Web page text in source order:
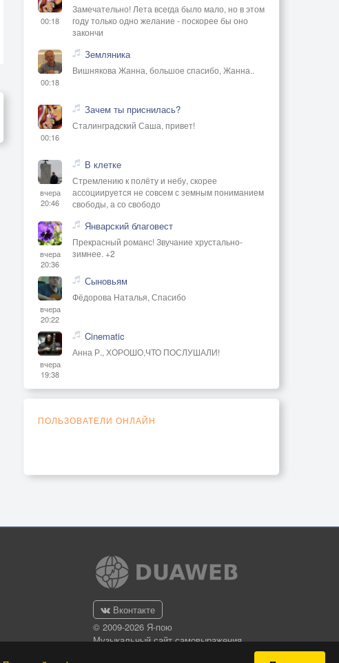
00:18
Замечательно! Лета всегда было мало, но в этом
году только одно желание - поскорее бы оно
закончи
00:18
Земляника
Вишнякова Жанна, большое спасибо, Жанна..
00:16
Зачем ты приснилась?
Сталинградский Саша, привет!
вчера
20:46
В клетке
Стремлению к полёту и небу, скорее
ассоциируется не совсем с земным пониманием
свободы, а со свободо
вчера
20:36
Январский благовест
Прекрасный романс! Звучание хрустально-
зимнее. +2
вчера
20:22
Сыновьям
Фёдорова Наталья, Спасибо
вчера
19:38
Cinematic
Анна Р., ХОРОШО,ЧТО ПОСЛУШАЛИ!
ПОЛЬЗОВАТЕЛИ ОНЛАЙН
Вконтакте
© 2009-2026 Я-пою
Музыкальный сайт самовыражения